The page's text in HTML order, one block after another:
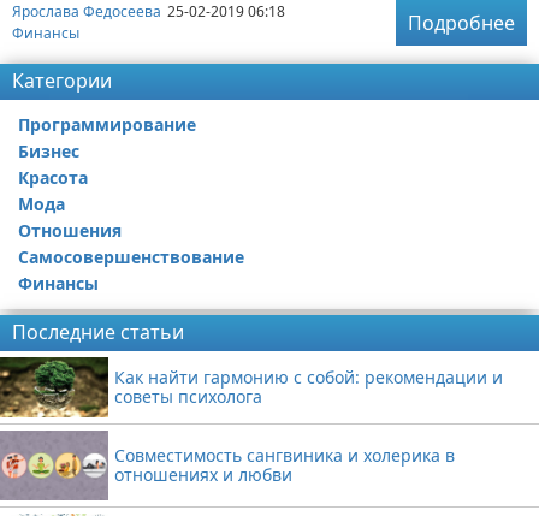
Ярослава Федосеева 25-02-2019 06:18
Финансы
Подробнее
Категории
Программирование
Бизнес
Красота
Мода
Отношения
Самосовершенствование
Финансы
Последние статьи
Как найти гармонию с собой: рекомендации и
советы психолога
Совместимость сангвиника и холерика в
отношениях и любви